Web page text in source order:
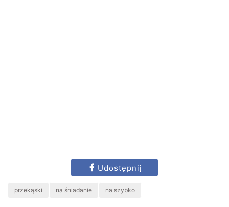
Udostępnij
przekąski na śniadanie na szybko